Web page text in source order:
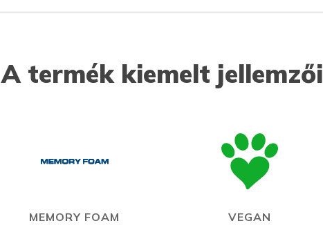
A termék kiemelt jellemzői
MEMORY FOAM VEGAN